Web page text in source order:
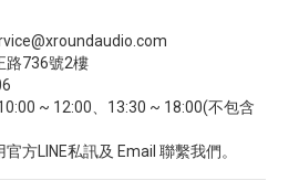
路736號2樓
~ 12:00、13:30 ~ 18:00(不包含
方LINE私訊及 Email 聯繫我們。